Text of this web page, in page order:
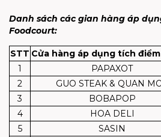
Danh sách các gian hàng áp
Foodcourt:
STT Cửa hàng áp dụng tích điểm
1
PAPAXOT
2
GUO STEAK & QUAN
3
BOBAPOP
4
HOA DELI
5
SASIN